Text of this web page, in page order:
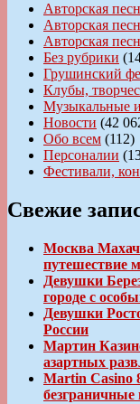
Авторская
Авторская
Авторская
Без рубрики
Грушинский
Клубы,
Музыкальные
Новости (42
Обо всем (112)
Персоналии
Фестивали,
Свежие
Москва
путешествие
Девушки
городе с
Девушки
России
Мартин
азартных
Martin Casino